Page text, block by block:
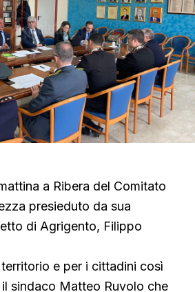
a Ribera del Comitato
presieduto da sua
di Agrigento, Filippo
e per i cittadini così
sindaco Matteo Ruvolo che